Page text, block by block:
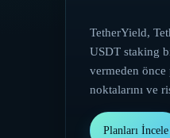
TetherYield,
USDT staking
vermeden önce
noktalarını ve
Planları İncele